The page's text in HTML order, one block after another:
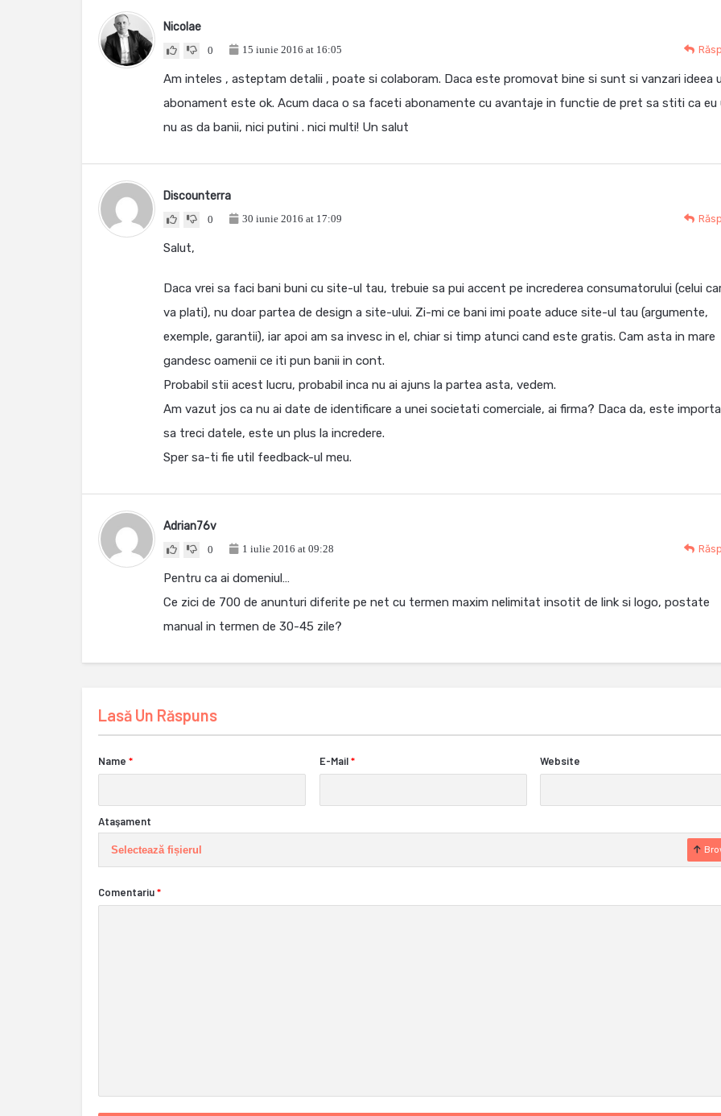
Nicolae
0 15 iunie 2016 at 16:05
Am inteles , asteptam detalii , poate si colaboram. Daca este promovat bine si sunt si vanzari ideea
abonament este ok. Acum daca o sa faceti abonamente cu avantaje in functie de pret sa stiti ca eu
nu as da banii, nici putini . nici multi! Un salut
Discounterra
0 30 iunie 2016 at 17:09
Salut,
Daca vrei sa faci bani buni cu site-ul tau, trebuie sa pui accent pe increderea consumatorului (celui
va plati), nu doar partea de design a site-ului. Zi-mi ce bani imi poate aduce site-ul tau (argumente,
exemple, garantii), iar apoi am sa invesc in el, chiar si timp atunci cand este gratis. Cam asta in mare
gandesc oamenii ce iti pun banii in cont.
Probabil stii acest lucru, probabil inca nu ai ajuns la partea asta, vedem.
Am vazut jos ca nu ai date de identificare a unei societati comerciale, ai firma? Daca da, este
sa treci datele, este un plus la incredere.
Sper sa-ti fie util feedback-ul meu.
Adrian76v
0 1 iulie 2016 at 09:28
Pentru ca ai domeniul…
Ce zici de 700 de anunturi diferite pe net cu termen maxim nelimitat insotit de link si logo, postate
manual in termen de 30-45 zile?
Lasă Un Răspuns
Name * E-Mail * Website
Ataşament
Selectează fișierul
Comentariu*